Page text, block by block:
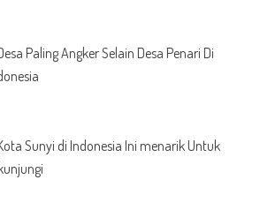
Paling Angker Selain Desa Penari Di
Sunyi di Indonesia Ini menarik Untuk